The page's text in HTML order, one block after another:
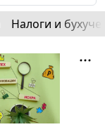
Налоги и